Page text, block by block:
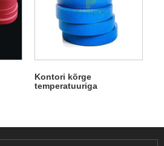
Kontori kõrge
temperatuuriga